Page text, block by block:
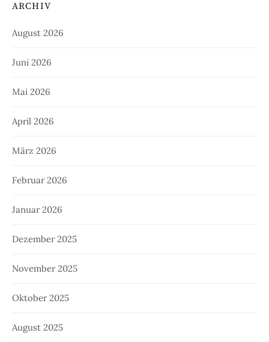
ARCHIV
August 2026
Juni 2026
Mai 2026
April 2026
März 2026
Februar 2026
Januar 2026
Dezember 2025
November 2025
Oktober 2025
August 2025